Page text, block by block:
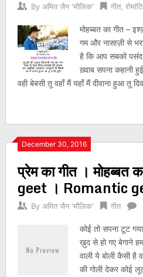
By अमित जैन 'मौलिक' गीत,
मोहब्बत का गीत –
गम और नासाज़ी से
है कि आप सबको पसंद
ख़्वाब सपना कहानी
वही बेबसी तू वहाँ मैं यहाँ मैं दीवाना हुआ तू
December 30, 2016
प्रेम का गीत । मोहब्बत
geet । Romantic
By अमित जैन 'मौलिक' गीत
कोई तो सपना टूट
ख़ुद से हो गए बेगाने
वाली ये बोली कैसी है
की गोली देकर कोई